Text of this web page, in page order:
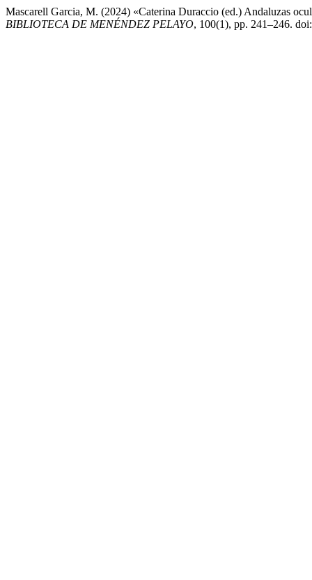
Mascarell Garcia, M. (2024) «Caterina Duraccio (ed.) Andaluzas
BIBLIOTECA DE MENÉNDEZ PELAYO, 100(1), pp. 241–246.